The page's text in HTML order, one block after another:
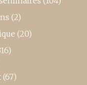
(2)
(20)
(67)